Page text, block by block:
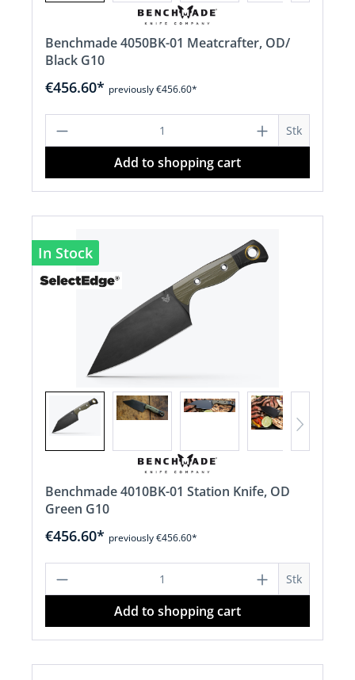
Benchmade 4050BK-01 Meatcrafter, OD/
Black G10
€456.60* previously €456.60*
Product Quantity: Enter the desired
Stk
Add to shopping cart
In Stock
Benchmade 4010BK-01 Station Knife, OD
Green G10
€456.60* previously €456.60*
Product Quantity: Enter the desired
Stk
Add to shopping cart